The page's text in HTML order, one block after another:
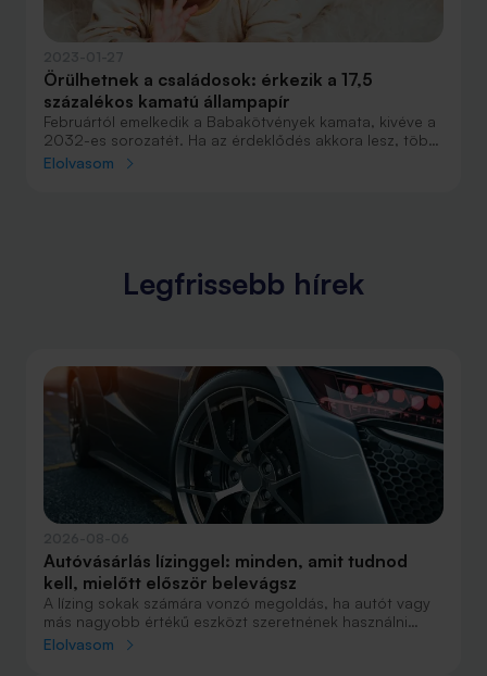
Örülhetnek a családosok: érkezik a 17,5
százalékos kamatú állampapír
Februártól emelkedik a Babakötvények kamata, kivéve a
2032-es sorozatét. Ha az érdeklődés akkora lesz, több
rábocsátást is meghirdetett az Államadósság Kezelő
Elolvasom
Legfrissebb hírek
Autóvásárlás lízinggel: minden, amit tudnod
kell, mielőtt először belevágsz
A lízing sokak számára vonzó megoldás, ha autót vagy
más nagyobb értékű eszközt szeretnének használni
anélkül, hogy azt egy összegben ki kellene fizetniük.
Elolvasom